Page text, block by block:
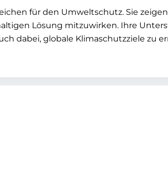
für den Umweltschutz. Sie
Lösung mitzuwirken. Ihre
dabei, globale Klimaschutzziele zu